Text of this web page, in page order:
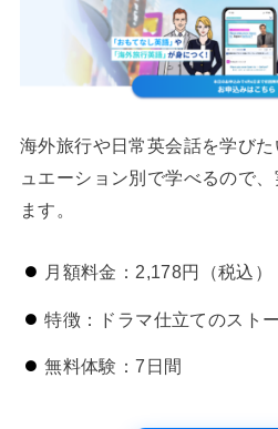
海外旅行や日常英会話を学び
ュエーション別で学べるので
ます。
月額料金：2,178円（税込）
特徴：ドラマ仕立てのスト
無料体験：7日間